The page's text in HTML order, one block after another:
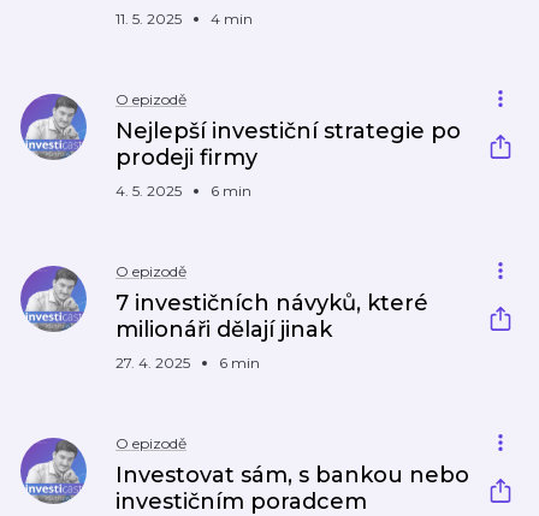
11. 5. 2025 4 min
O epizodě
Nejlepší investiční strategie po
prodeji firmy
4. 5. 2025 6 min
O epizodě
7 investičních návyků, které
milionáři dělají jinak
27. 4. 2025 6 min
O epizodě
Investovat sám, s bankou nebo
investičním poradcem